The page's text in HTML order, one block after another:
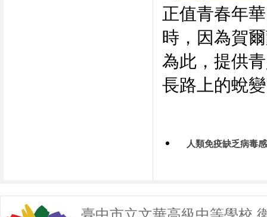
正值青春年
時，因為賀
為此，提供
長路上的蛻
人類免疫缺乏病毒